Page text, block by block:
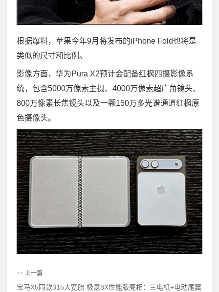
根据爆料，苹果今年9月将发布的iPhone Fold也将是
类似的尺寸和比例。
影像方面，华为Pura X2预计会配备红枫四摄影像系
统，包含5000万像素主摄、4000万像素超广角镜头、
800万像素长焦镜头以及一颗150万多光谱通道红枫原
色摄像头。
<< 上一篇
宝马X5同款315大宽胎 极氪8X性能版亮相：三电机+电动尾翼